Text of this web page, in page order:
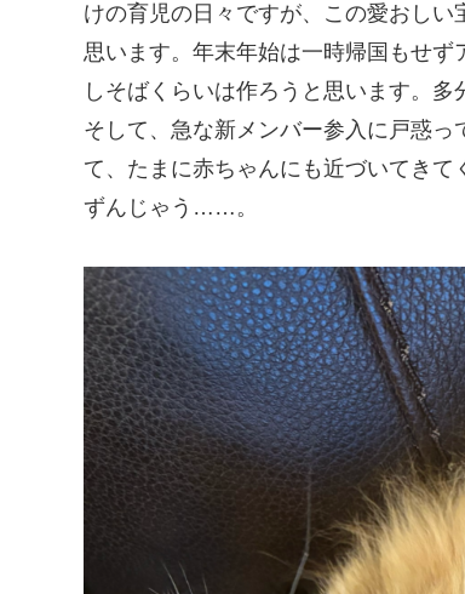
けの育児の日々ですが、この愛おし
思います。年末年始は一時帰国もせ
しそばくらいは作ろうと思います。多
そして、急な新メンバー参入に戸惑
て、たまに赤ちゃんにも近づいてき
ずんじゃう……。